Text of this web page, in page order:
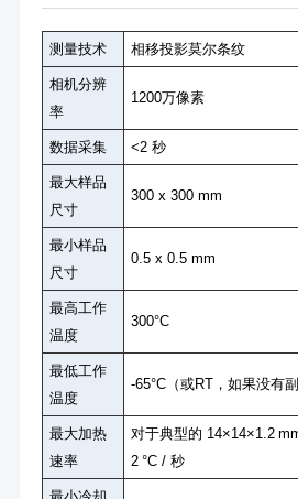
测量技术 相移投影莫尔条纹
相机分辨
率
1200万像素
数据采集 <2 秒
最大样品
尺寸
300 x 300 mm
最小样品
尺寸
0.5 x 0.5 mm
最高工作
温度
300°C
最低工作
温度
-65°C（或RT，如果没有副
最大加热
速率
对于典型的 14×14×1.2
2 °C / 秒